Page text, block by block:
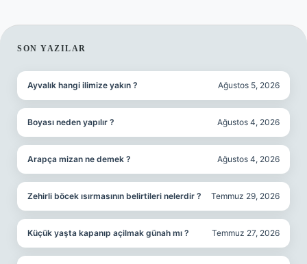
SIDEBAR
SON YAZILAR
Ayvalık hangi ilimize yakın ? Ağustos 5, 2026
Boyası neden yapılır ? Ağustos 4, 2026
Arapça mizan ne demek ? Ağustos 4, 2026
Zehirli böcek ısırmasının belirtileri nelerdir ? Temmuz 29, 2026
Küçük yaşta kapanıp açilmak günah mı ? Temmuz 27, 2026